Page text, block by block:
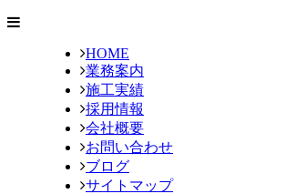
HOME
業務案内
施工実績
採用情報
会社概要
お問い合わせ
ブログ
サイトマップ